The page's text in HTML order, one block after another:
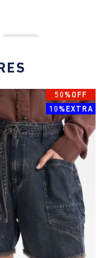
50%OFF
10%EXTRA